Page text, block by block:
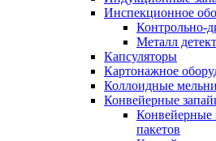
Инспекционное
Контрольно-
Металл
Капсуляторы
Картонажное
Коллоидные
Конвейерные
Конвейерные
пакетов